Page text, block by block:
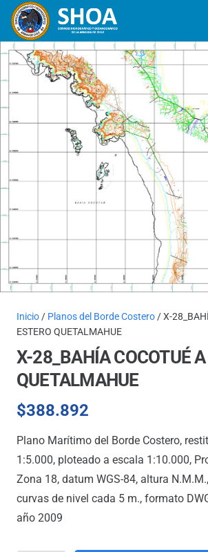
Inicio/ Planos del Borde Costero/ X-
ESTERO QUETALMAHUE
X-28_BAHÍA COCOTUÉ
QUETALMAHUE
$388.892
Plano Marítimo del Borde Costero,
1:5.000, ploteado a escala 1:10.000,
Zona 18, datum WGS-84, altura
curvas de nivel cada 5 m., formato
año 2009